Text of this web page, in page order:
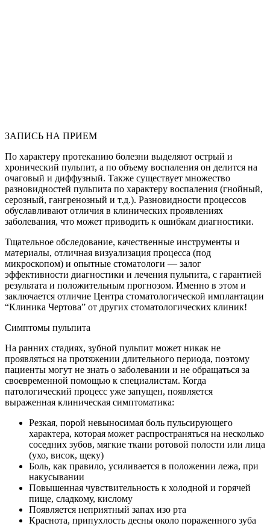
ЗАПИСЬ НА ПРИЕМ
По характеру протеканию болезни выделяют острый и
хронический пульпит, а по объему воспаления он делится на
очаговый и диффузный. Также существует множество
разновидностей пульпита по характеру воспаления (гнойный,
серозный, гангренозный и т.д.). Разновидности процессов
обуславливают отличия в клинических проявлениях
заболевания, что может приводить к ошибкам диагностики.
Тщательное обследование, качественные инструменты и
материалы, отличная визуализация процесса (под
микроскопом) и опытные стоматологи — залог
эффективности диагностики и лечения пульпита, с гарантией
результата и положительным прогнозом. Именно в этом и
заключается отличие Центра стоматологической имплантации
“Клиника Чертова” от других стоматологических клиник!
Симптомы пульпита
На ранних стадиях, зубной пульпит может никак не
проявляться на протяжении длительного периода, поэтому
пациенты могут не знать о заболевании и не обращаться за
своевременной помощью к специалистам. Когда
патологический процесс уже запущен, появляется
выраженная клиническая симптоматика:
Резкая, порой невыносимая боль пульсирующего
характера, которая может распространяться на несколько
соседних зубов, мягкие ткани ротовой полости или лица
(ухо, висок, щеку)
Боль, как правило, усиливается в положении лежа, при
накусывании
Повышенная чувствительность к холодной и горячей
пище, сладкому, кислому
Появляется неприятный запах изо рта
Краснота, припухлость десны около пораженного зуба